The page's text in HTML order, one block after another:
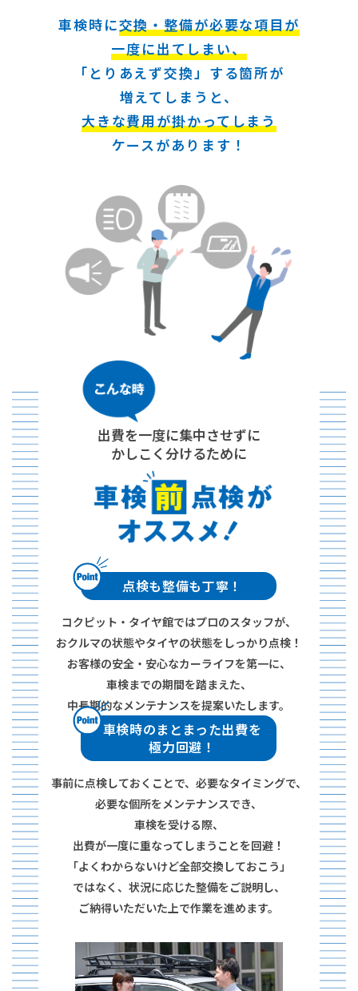
車検時に交換・整備が必要な項目が
一度に出てしまい、
「とりあえず交換」する箇所が
増えてしまうと、
大きな費用が掛かってしまう
ケースがあります！
出費を一度に集中させずに
かしこく分けるために
点検も整備も丁寧！
コクピット・タイヤ館ではプロのスタッフが、
おクルマの状態やタイヤの状態をしっかり点検！
お客様の安全・安心なカーライフを第一に、
車検までの期間を踏まえた、
中長期的なメンテナンスを提案いたします。
車検時のまとまった出費を
極力回避！
事前に点検しておくことで、必要なタイミングで、
必要な個所をメンテナンスでき、
車検を受ける際、
出費が一度に重なってしまうことを回避！
「よくわからないけど全部交換しておこう」
ではなく、 状況に応じた整備をご説明し、
ご納得いただいた上で作業を進めます。